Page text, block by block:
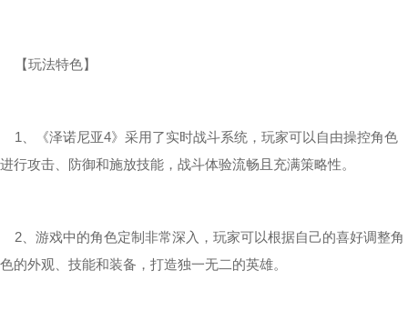
【玩法特色】
1、《泽诺尼亚4》采用了实时战斗系统，玩家可以自由操控角色
进行攻击、防御和施放技能，战斗体验流畅且充满策略性。
2、游戏中的角色定制非常深入，玩家可以根据自己的喜好调整角
色的外观、技能和装备，打造独一无二的英雄。